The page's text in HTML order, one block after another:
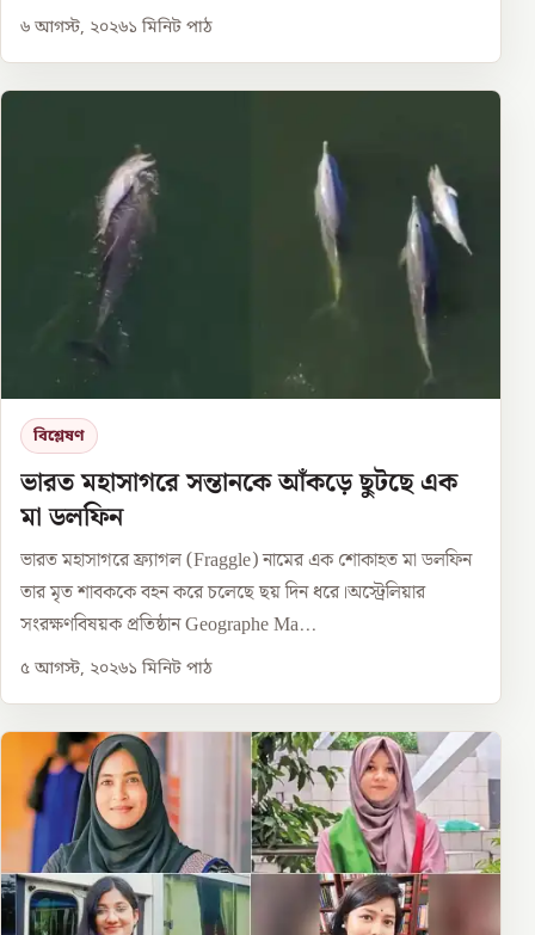
৬ আগস্ট, ২০২৬১ মিনিট পাঠ
বিশ্লেষণ
ভারত মহাসাগরে সন্তানকে আঁকড়ে ছুটছে এক
মা ডলফিন
ভারত মহাসাগরে ফ্র্যাগল (Fraggle) নামের এক শোকাহত মা ডলফিন
তার মৃত শাবককে বহন করে চলেছে ছয় দিন ধরে।অস্ট্রেলিয়ার
সংরক্ষণবিষয়ক প্রতিষ্ঠান Geographe Ma...
৫ আগস্ট, ২০২৬১ মিনিট পাঠ